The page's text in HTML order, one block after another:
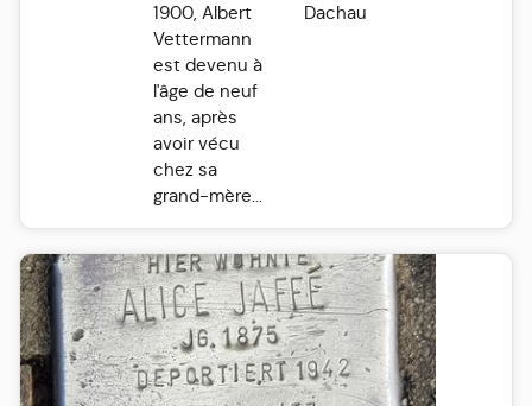
1900, Albert
Vettermann
est devenu à
l'âge de neuf
ans, après
avoir vécu
chez sa
grand-mère...
Dachau